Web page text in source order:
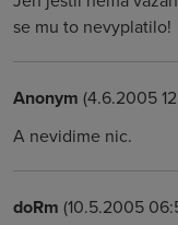
se mu to nevyplatilo!
Anonym (4.6.2005
A nevidime nic.
doRm (10.5.2005